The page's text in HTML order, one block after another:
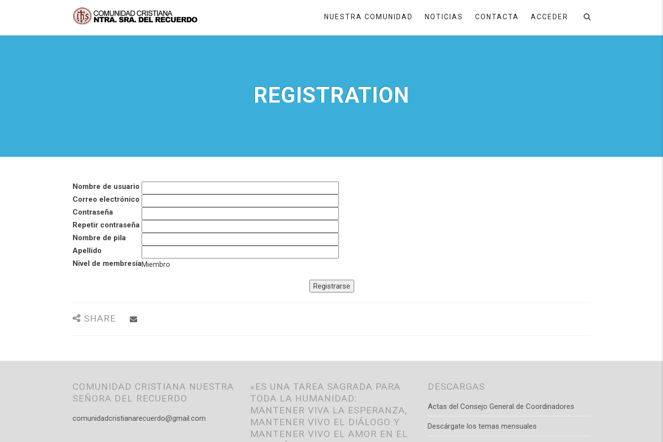
NUESTRA COMUNIDAD NOTICIAS CONTACTA ACCEDER
REGISTRATION
Nombre de usuario
Correo electrónico
Contraseña
Repetir contraseña
Nombre de pila
Apellido
Nivel de membresíaMiembro
SHARE
COMUNIDAD CRISTIANA NUESTRA
SEÑORA DEL RECUERDO
comunidadcristianarecuerdo@gmail.com
«ES UNA TAREA SAGRADA PARA
TODA LA HUMANIDAD:
MANTENER VIVA LA ESPERANZA,
MANTENER VIVO EL DIÁLOGO Y
MANTENER VIVO EL AMOR EN EL
DESCARGAS
Actas del Consejo General de Coordinadores
Descárgate los temas mensuales